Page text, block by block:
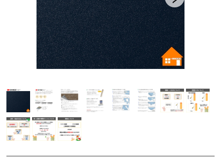
サンゲツ リフォルタ
東リ ピタフィー
東リ LAYフローリング
塩ビシート
ベルビアン
リアテック
クッションフロア
襖引き手